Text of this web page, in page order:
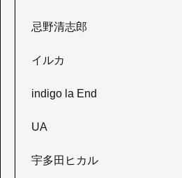
忌野清志郎
イルカ
indigo la End
UA
宇多田ヒカル